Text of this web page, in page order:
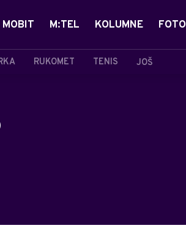
RUKOMET TENIS JOŠ
MOBIT M:TEL KOLUMNE FOTO